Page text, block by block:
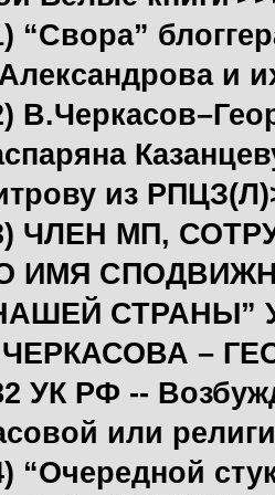
“Свора”
и
из
ЧЛЕН МП,
ИМЯ
СТРАНЫ”
–
УК РФ --
или
“Очередной